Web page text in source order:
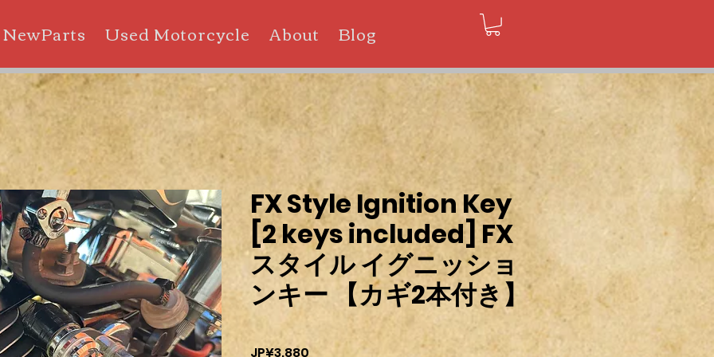
NewParts Used Motorcycle About Blog
FX Style Ignition Key
[2 keys included] FX
スタイル イグニッショ
ンキー 【カギ2本付き】
JP¥3.880 Harga